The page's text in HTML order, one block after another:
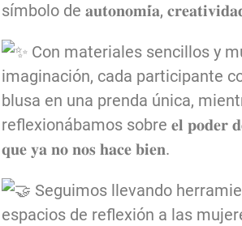
símbolo de 𝐚𝐮𝐭𝐨𝐧𝐨𝐦𝐢́𝐚,
Con materiales sencillos y
imaginación, cada participante
blusa en una prenda única,
reflexionábamos sobre 𝐞𝐥 𝐩𝐨𝐝𝐞𝐫
𝐪𝐮𝐞 𝐲𝐚 𝐧𝐨 𝐧𝐨𝐬 𝐡𝐚𝐜𝐞 𝐛𝐢𝐞𝐧.
Seguimos llevando
espacios de reflexión a las